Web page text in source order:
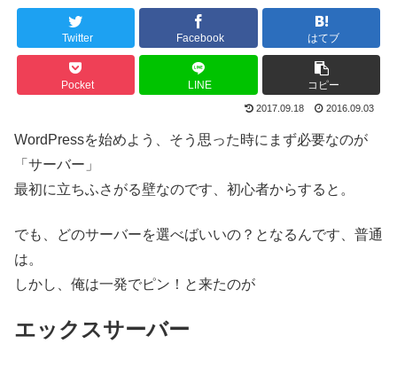
Twitter Facebook はてブ
Pocket LINE コピー
2017.09.18 2016.09.03
WordPressを始めよう、そう思った時にまず必要なのが
「サーバー」
最初に立ちふさがる壁なのです、初心者からすると。
でも、どのサーバーを選べばいいの？となるんです、普通
は。
しかし、俺は一発でピン！と来たのが
エックスサーバー